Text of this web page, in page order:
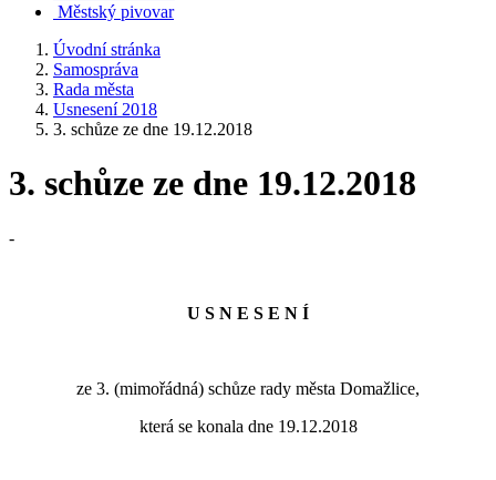
Městský pivovar
Úvodní stránka
Samospráva
Rada města
Usnesení 2018
3. schůze ze dne 19.12.2018
3. schůze ze dne 19.12.2018
-
U S N E S E N Í
ze 3. (mimořádná) schůze rady města Domažlice,
která se konala dne 19.12.2018